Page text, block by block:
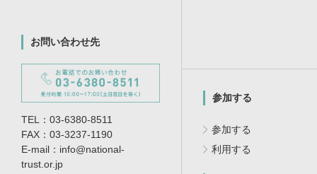
お問い合わせ先
TEL：03-6380-8511
FAX：03-3237-1190
E-mail：info@national-
trust.or.jp
参加する
参加する
利用する